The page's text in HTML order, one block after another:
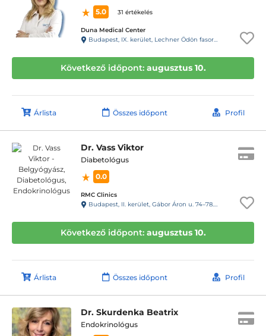
5.0
31 értékelés
Duna Medical Center
Budapest, IX. kerület, Lechner Ödön fasor 5.
Következő időpont: augusztus 10.
Árlista Összes időpont Profil
Dr. Vass Viktor
Diabetológus
0.0
RMC Clinics
Budapest, II. kerület, Gábor Áron u. 74–78. III. emelet
Következő időpont: augusztus 10.
Árlista Összes időpont Profil
Dr. Skurdenka Beatrix
Endokrinológus